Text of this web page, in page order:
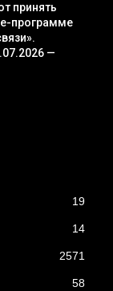
принять
программе
—
19
14
2571
58